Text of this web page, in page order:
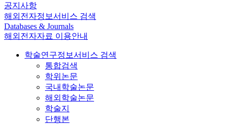
공지사항
해외전자정보서비스 검색
Databases & Journals
해외전자자료 이용안내
학술연구정보서비스 검색
통합검색
학위논문
국내학술논문
해외학술논문
학술지
단행본